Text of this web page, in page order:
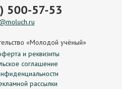
500-57-53
«Молодой учёный»
и реквизиты
соглашение
рассылки